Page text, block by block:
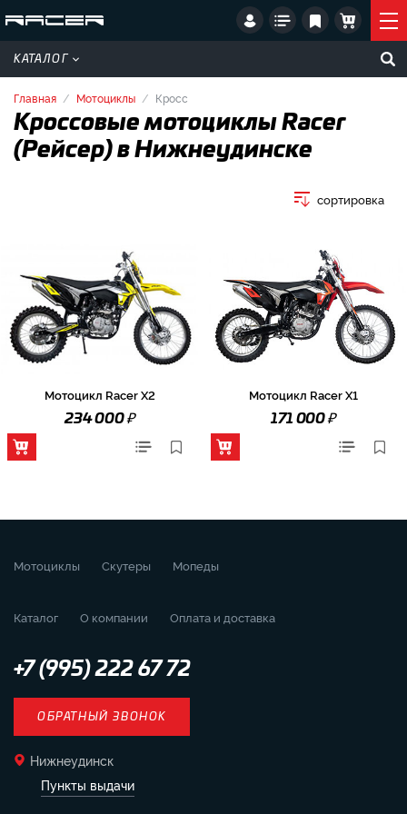
КАТАЛОГ
Главная Мотоциклы Кросс
Кроссовые мотоциклы Racer
(Рейсер) в Нижнеудинске
сортировка
Мотоцикл Racer X2
234 000₽
Мотоцикл Racer X1
171 000₽
Мотоциклы Скутеры Мопеды
Каталог О компании Оплата и доставка
+7 (995) 222 67 72
ОБРАТНЫЙ ЗВОНОК
Нижнеудинск
Пункты выдачи